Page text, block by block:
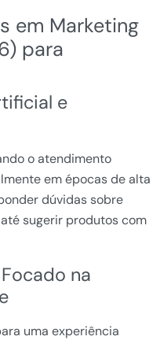
em Marketing
para
e
o atendimento
em épocas de alta
dúvidas sobre
sugerir produtos com
na
uma experiência